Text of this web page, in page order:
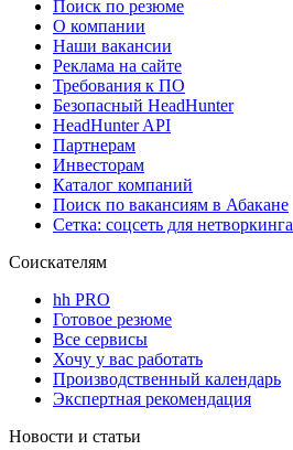
Поиск по резюме
О компании
Наши вакансии
Реклама на сайте
Требования к ПО
Безопасный HeadHunter
HeadHunter API
Партнерам
Инвесторам
Каталог компаний
Поиск по вакансиям в Абакане
Сетка: соцсеть для нетворкинга
Соискателям
hh PRO
Готовое резюме
Все сервисы
Хочу у вас работать
Производственный календарь
Экспертная рекомендация
Новости и статьи